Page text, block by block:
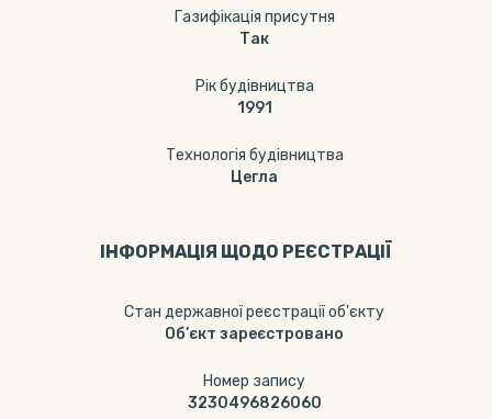
Газифікація присутня
Так
Рік будівництва
1991
Технологія будівництва
Цегла
ІНФОРМАЦІЯ ЩОДО РЕЄСТРАЦІЇ
Стан державної реєстрації об'єкту
Об’єкт зареєстровано
Номер запису
3230496826060